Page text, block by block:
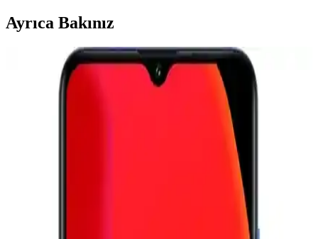
Ayrıca Bakınız
Telefon Kamera Lens Koruyucularının Gerekliliği ve
Optik Performansa Etkileri
Telefon kamera lens koruyucuları çizilmeyi önlemeyi amaçlasa da
optik kaliteyi düşürebilir. Lensler dayanıklı malzemeden yapıldığı
için yükseltilmiş kılıflar ve alüminyum koruyucular daha etkili
Samsung Galaxy Z TriFold'un Üç Ayda Piyasadan
Kaldırılması ve Katlanabilir Telefonların Geleceği
Samsung Galaxy Z TriFold, yüksek fiyat ve dayanıklılık sorunları
nedeniyle üç ayda piyasadan kaldırıldı. Katlanabilir telefonlar hâlâ